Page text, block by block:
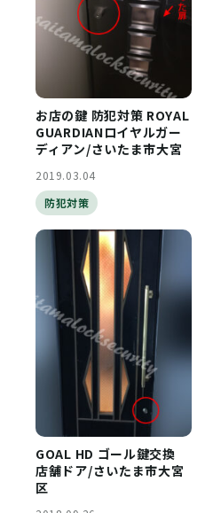
お店の鍵 防犯対策 ROYAL
GUARDIANロイヤルガー
ディアン/さいたま市大宮
2019.03.04
防犯対策
GOAL HD ゴール鍵交換
店舗ドア/さいたま市大宮
区